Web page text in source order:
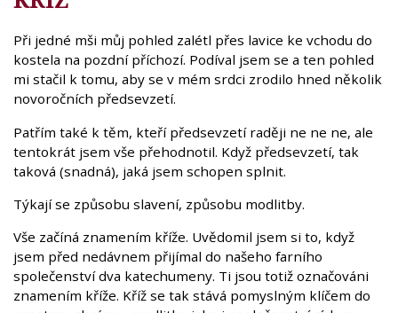
Při jedné mši můj pohled zalétl přes lavice ke vchodu do
kostela na pozdní příchozí. Podíval jsem se a ten pohled
mi stačil k tomu, aby se v mém srdci zrodilo hned několik
novoročních předsevzetí.
Patřím také k těm, kteří předsevzetí raději ne ne ne, ale
tentokrát jsem vše přehodnotil. Když předsevzetí, tak
taková (snadná), jaká jsem schopen splnit.
Týkají se způsobu slavení, způsobu modlitby.
Vše začíná znamením kříže. Uvědomil jsem si to, když
jsem před nedávnem přijímal do našeho farního
společenství dva katechumeny. Ti jsou totiž označováni
znamením kříže. Kříž se tak stává pomyslným klíčem do